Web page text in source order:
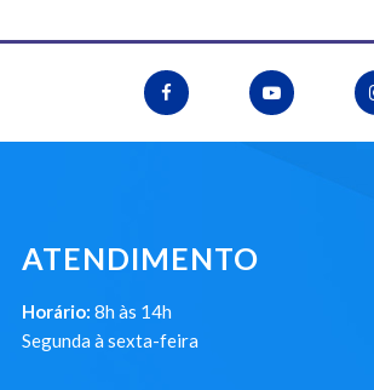
ATENDIMENTO
Horário: 8h às 14h
Segunda à sexta-feira